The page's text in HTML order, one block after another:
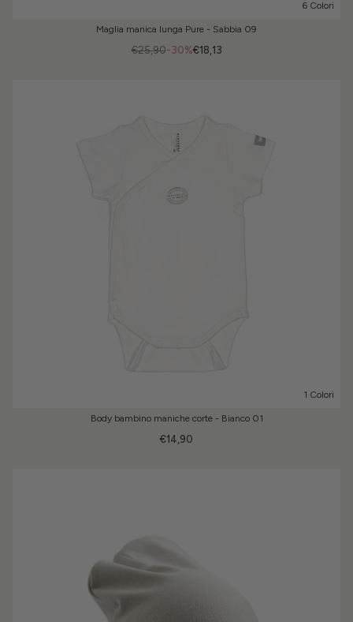
6 Colori
Maglia manica lunga Pure - Sabbia 09
-30%
€25,90 €18,13
1 Colori
Body bambino maniche corte - Bianco 01
€14,90